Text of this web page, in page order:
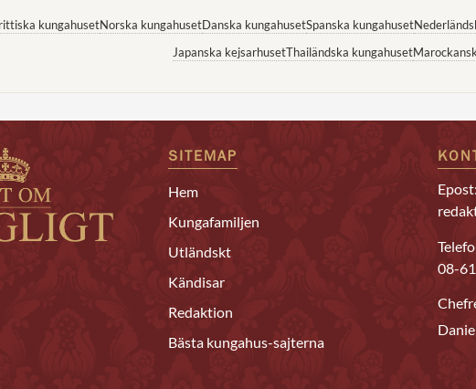
kungahusetNorska kungahusetDanska kungahusetSpanska kungahuset
Japanska kejsarhusetThailändska kungahuset
SITEMAP
Hem
Kungafamiljen
Utländskt
Kändisar
Redaktion
Bästa kungahus-sajterna
Epost:
08-